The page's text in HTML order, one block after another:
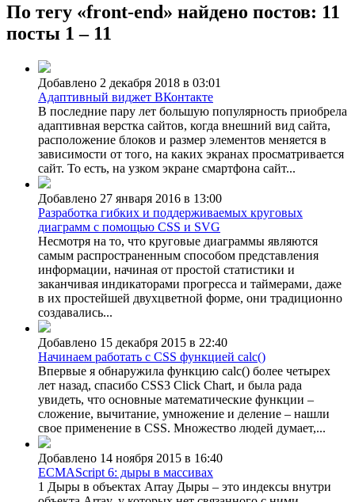
По тегу «front-end» найдено постов: 11
посты 1 – 11
Добавлено 2 декабря 2018 в 03:01
Адаптивный виджет ВКонтакте
В последние пару лет большую популярность приобрела
адаптивная верстка сайтов, когда внешний вид сайта,
расположение блоков и размер элементов меняется в
зависимости от того, на каких экранах просматривается
сайт. То есть, на узком экране смартфона сайт...
Добавлено 27 января 2016 в 13:00
Разработка гибких и поддерживаемых круговых
диаграмм с помощью CSS и SVG
Несмотря на то, что круговые диаграммы являются
самым распространенным способом представления
информации, начиная от простой статистики и
заканчивая индикаторами прогресса и таймерами, даже
в их простейшей двухцветной форме, они традиционно
создавались...
Добавлено 15 декабря 2015 в 22:40
Начинаем работать с CSS функцией calc()
Впервые я обнаружила функцию calc() более четырех
лет назад, спасибо CSS3 Click Chart, и была рада
увидеть, что основные математические функции –
сложение, вычитание, умножение и деление – нашли
свое применение в CSS. Множество людей думает,...
Добавлено 14 ноября 2015 в 16:40
ECMAScript 6: дыры в массивах
1 Дыры в объектах Array Дыры – это индексы внутри